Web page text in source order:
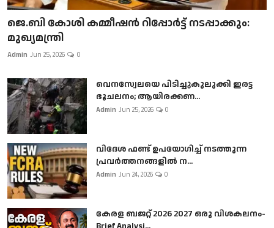
ജെ.ബി കോശി കമ്മീഷൻ റിപ്പോർട്ട് നടപ്പാക്കും:
മുഖ്യമന്ത്രി
Admin Jun 25, 2026 0
വെനസ്വേലയെ പിടിച്ചുകുലുക്കി ഇരട്ട
ഭൂചലനം; ആയിരക്കണ...
Admin Jun 25, 2026 0
വിദേശ ഫണ്ട് ഉപയോഗിച്ച് നടത്തുന്ന
പ്രവർത്തനങ്ങളിൽ ന...
Admin Jun 24, 2026 0
കേരള ബജറ്റ് 2026 2027 ഒരു വിശകലനം-